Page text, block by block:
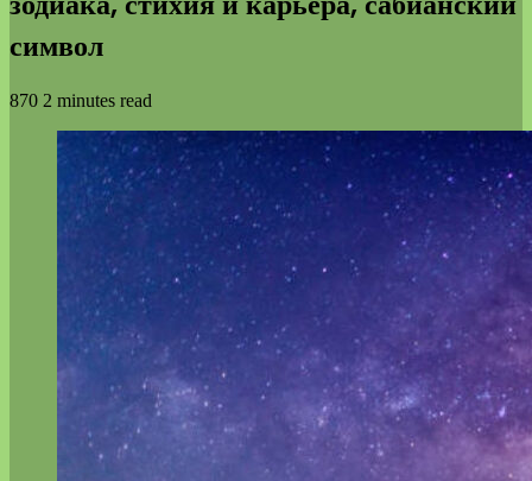
символ
870 2 minutes read